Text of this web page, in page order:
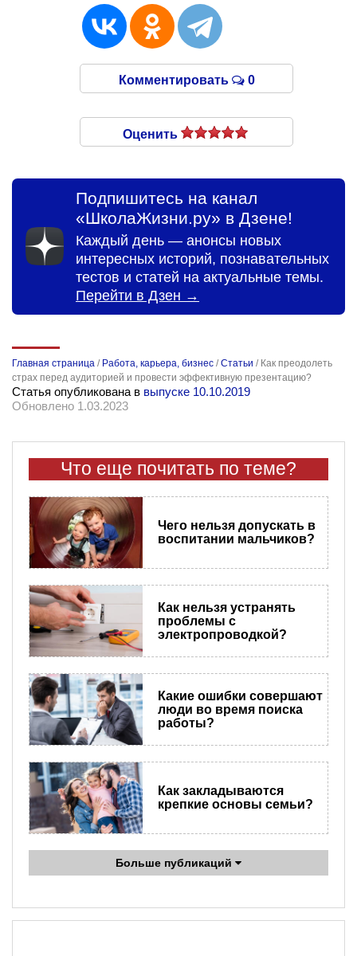
Комментировать 0
Оценить
Подпишитесь на канал
«ШколаЖизни.ру» в Дзене!
Каждый день — анонсы новых
интересных историй, познавательных
тестов и статей на актуальные темы.
Перейти в Дзен →
Главная страница / Работа, карьера, бизнес /Статьи / Как преодолеть
страх перед аудиторией и провести эффективную презентацию?
Статья опубликована в выпуске 10.10.2019
Обновлено 1.03.2023
Что еще почитать по теме?
Чего нельзя допускать в
воспитании мальчиков?
Как нельзя устранять
проблемы с
электропроводкой?
Какие ошибки совершают
люди во время поиска
работы?
Как закладываются
крепкие основы семьи?
Больше публикаций